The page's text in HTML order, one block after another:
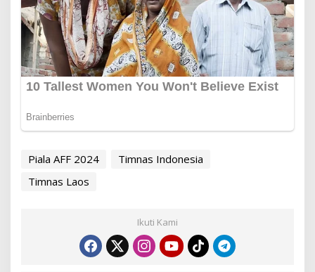
Piala AFF 2024
Timnas Indonesia
Timnas Laos
Ikuti Kami